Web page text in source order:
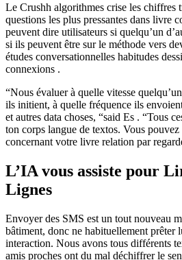
Le Crushh algorithmes crise les chiffres
questions les plus pressantes dans livre
peuvent dire utilisateurs si quelqu’un
si ils peuvent être sur le méthode vers
études conversationnelles habitudes
connexions .
“Nous évaluer à quelle vitesse
ils initient, à quelle fréquence ils
et autres data choses, “said Es . “Tous
ton corps langue de textos. Vous
concernant votre livre relation par
L’IA vous assiste pour
Lignes
Envoyer des SMS est un tout nouveau
bâtiment, donc ne habituellement prêter
interaction. Nous avons tous différents
amis proches ont du mal déchiffrer le